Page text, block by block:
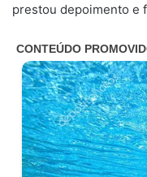
prestou depoimento e